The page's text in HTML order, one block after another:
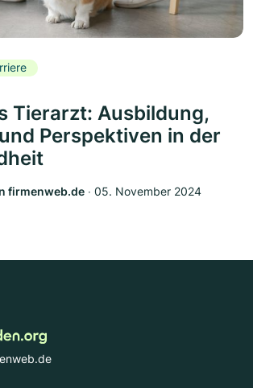
Tierarzt: Ausbildung,
Perspektiven in der
firmenweb.de ‧ 05. November 2024